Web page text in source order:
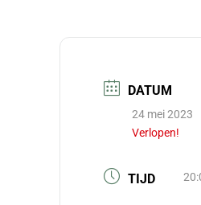
DATUM
24 mei 2023
Verlopen!
TIJD